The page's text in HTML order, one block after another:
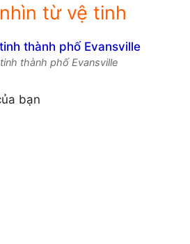
từ vệ tinh
thành phố Evansville
bạn